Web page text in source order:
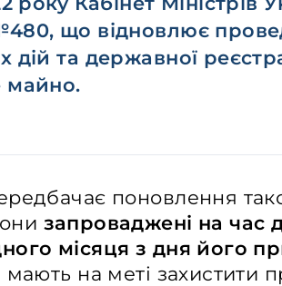
що відновлює
дій та державної
майно.
поновлення
запроваджені на час
місяця з дня його
мають на меті захистити